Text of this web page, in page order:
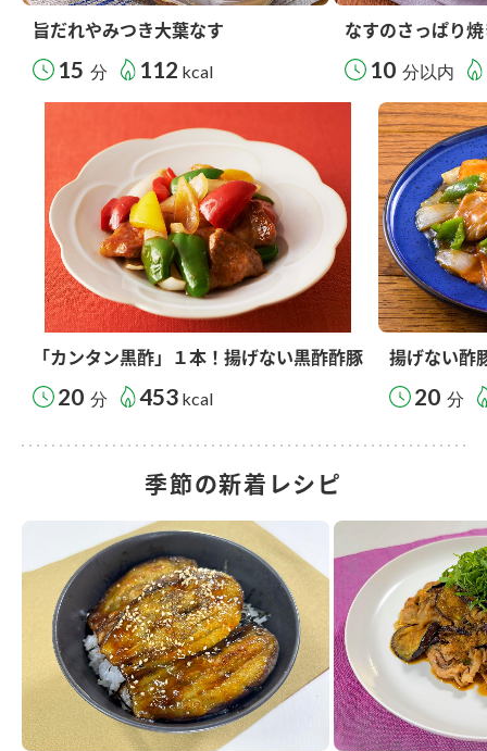
旨だれやみつき大葉なす
15 分 112 kcal
なすのさっぱり
10 分以内
「カンタン黒酢」１本！揚げない黒酢酢豚
20 分 453 kcal
揚げない酢
20 分
季節の新着レシピ